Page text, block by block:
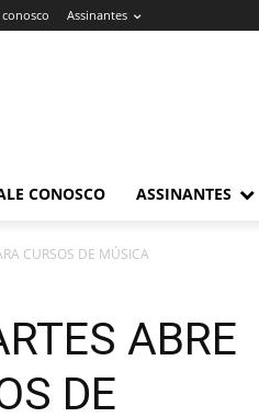
conosco Assinantes
CONOSCO ASSINANTES
CURSOS DE MÚSICA
ABRE
DE